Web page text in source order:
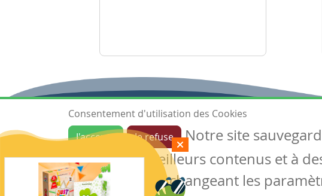
Ressources
Les ressources
Créer une ressource
Mes ressources
Consentement d'utilisation des Cookies
J'accepte
Je refuse
Notre site
garantir de meilleurs contenus et à
des cookies en changeant les